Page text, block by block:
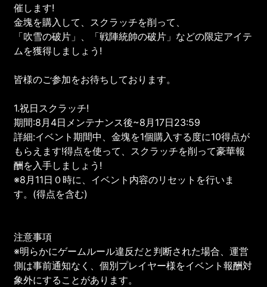
催します!
金塊を購入して、スクラッチを削って、
「吹雪の破片」、「戦陣統帥の破片」などの限定アイテ
ムを獲得しましょう!
皆様のご参加をお待ちしております。
1.祝日スクラッチ!
期間:8月4日メンテナンス後~8月17日23:59
詳細:イベント期間中、金塊を1個購入する度に10得点が
もらえます!得点を使って、スクラッチを削って豪華報
酬を入手しましょう!
※8月11日０時に、イベント内容のリセットを行いま
す。(得点を含む)
注意事項
※明らかにゲームルール違反だと判断された場合、運営
側は事前通知なく、個別プレイヤー様をイベント報酬対
象外にすることがあります。